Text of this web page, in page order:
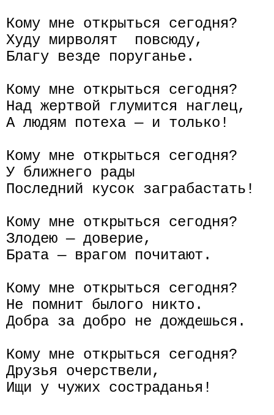
Кому мне открыться сегодня?
Худу мирволят  повсюду,
Благу везде поруганье.
Кому мне открыться сегодня?
Над жертвой глумится наглец,
А людям потеха — и только!
Кому мне открыться сегодня?
У ближнего рады
Последний кусок заграбастать!
Кому мне открыться сегодня?
Злодею — доверие,
Брата — врагом почитают.
Кому мне открыться сегодня?
Не помнит былого никто.
Добра за добро не дождешься.
Кому мне открыться сегодня?
Друзья очерствели,
Ищи у чужих состраданья!